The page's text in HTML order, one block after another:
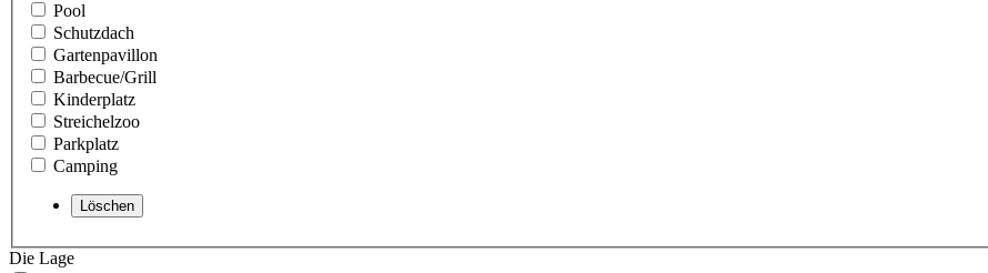
Pool
Schutzdach
Gartenpavillon
Barbecue/Grill
Kinderplatz
Streichelzoo
Parkplatz
Camping
Die Lage